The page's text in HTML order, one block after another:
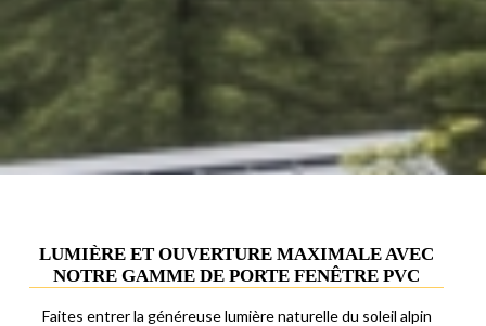
LUMIÈRE ET OUVERTURE MAXIMALE AVEC
NOTRE GAMME DE PORTE FENÊTRE PVC
Faites entrer la généreuse lumière naturelle du soleil alpin